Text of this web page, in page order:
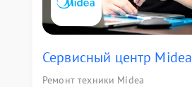
Сервисный центр Midea
Ремонт техники Midea